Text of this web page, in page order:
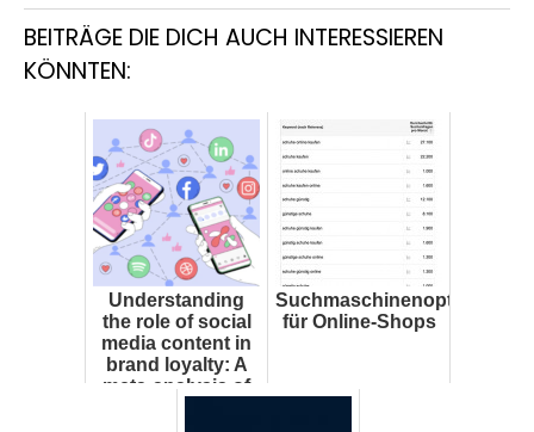
BEITRÄGE DIE DICH AUCH INTERESSIEREN
KÖNNTEN:
Understanding
the role of social
media content in
brand loyalty: A
meta-analysis of
Suchmaschinenoptimierung
für Online-Shops